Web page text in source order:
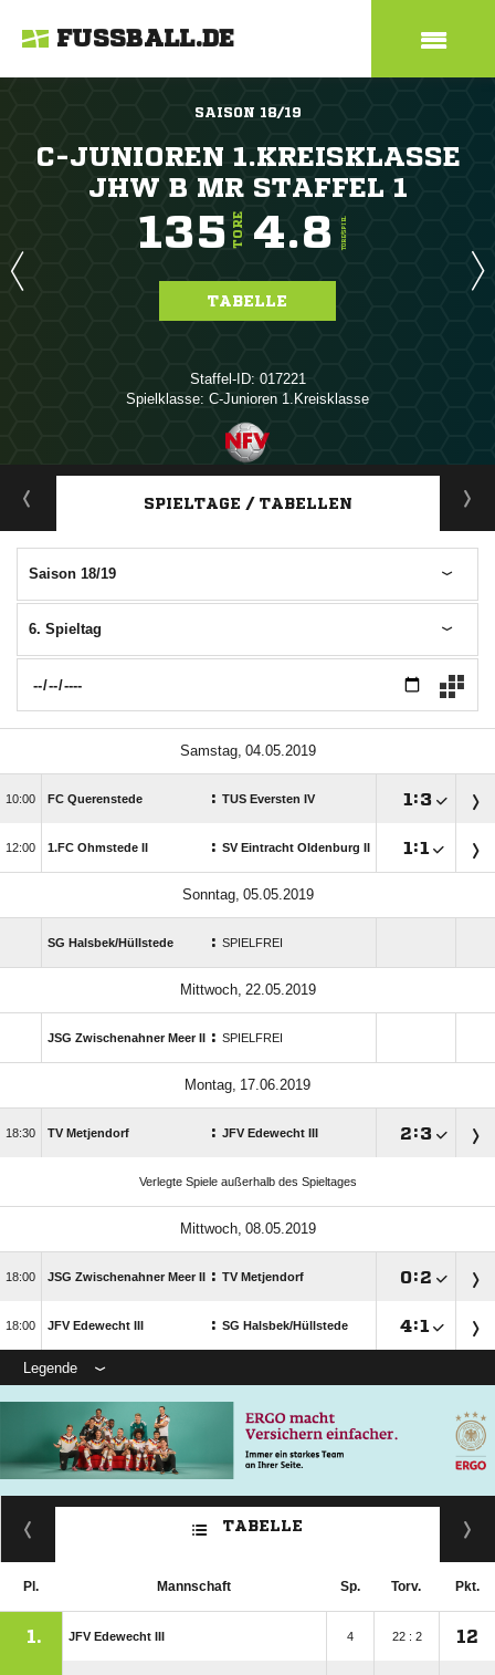
FUSSBALL.DE
SAISON 18/19
C-JUNIOREN 1.KREISKLASSE
JHW B MR STAFFEL 1
135 TORE 4.8 TORE/SPIEL
TABELLE
Staffel-ID: 017221
Spielklasse: C-Junioren 1.Kreisklasse
ANZEIGE
SPIELTAGE / TABELLEN
Saison 18/19
6. Spieltag
 
 FC Querenstede : TUS Eversten IV  :
 1.FC Ohmstede II : SV Eintracht Oldenburg II  :
 
SG Halsbek/​Hüllstede : SPIELFREI
 
JSG Zwischenahner Meer II : SPIELFREI
 
 TV Metjendorf : JFV Edewecht III :
Verlegte Spiele außerhalb des Spieltages
 
 JSG Zwischenahner Meer II : TV Metjendorf :
 JFV Edewecht III : SG Halsbek/​Hüllstede :
Legende
TABELLE
Pl. Mannschaft Sp. Torv. Pkt.
1. JFV Edewecht III 4 22 : 2 12